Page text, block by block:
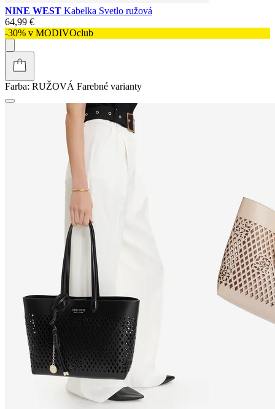
NINE WEST Kabelka Svetlo ružová
64,99 €
-30% v MODIVOclub
Farba: RUŽOVÁ Farebné varianty